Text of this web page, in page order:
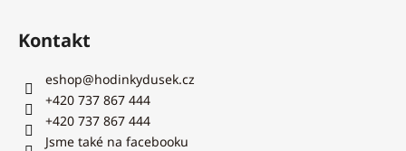
Kontakt
eshop@hodinkydusek.cz
+420 737 867 444
+420 737 867 444
Jsme také na facebooku